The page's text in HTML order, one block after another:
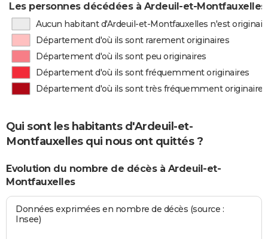
Les personnes décédées à Ardeuil-et-
Aucun habitant d'Ardeuil-et-Montfauxelles n'est
Département d'où ils sont rarement originaires
Département d'où ils sont peu originaires
Département d'où ils sont fréquemment originaires
Département d'où ils sont très fréquemment originaires
Qui sont les habitants d'Ardeuil-et-
Montfauxelles qui nous ont quittés ?
Evolution du nombre de décès à Ardeuil-et-
Montfauxelles
Données exprimées en nombre de décès (source :
Insee)